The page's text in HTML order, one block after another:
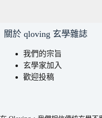
關於 qloving 玄學雜誌
我們的宗旨
玄學家加入
歡迎投稿